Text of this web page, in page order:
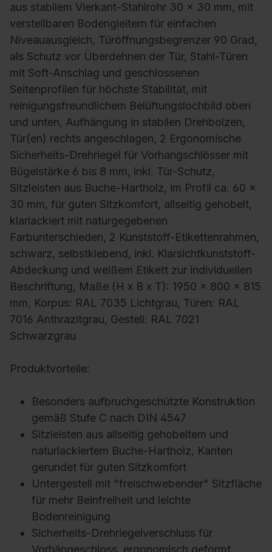
aus stabilem Vierkant-Stahlrohr 30 x 30 mm, mit
verstellbaren Bodengleitern für einfachen
Niveauausgleich, Türöffnungsbegrenzer 90 Grad,
als Schutz vor Überdehnen der Tür, Stahl-Türen
mit Soft-Anschlag und geschlossenen
Seitenprofilen für höchste Stabilität, mit
reinigungsfreundlichem Belüftungslochbild oben
und unten, Aufhängung in stabilen Drehbolzen,
Tür(en) rechts angeschlagen, 2 Ergonomische
Sicherheits-Drehriegel für Vorhangschlösser mit
Bügelstärke 6 bis 8 mm, inkl. Tür-Schutz,
Sitzleisten aus Buche-Hartholz, im Profil ca. 60 x
30 mm, für guten Sitzkomfort, allseitig gehobelt,
klarlackiert mit naturgegebenen
Farbunterschieden, 2 Kunststoff-Etikettenrahmen,
schwarz, selbstklebend, inkl. Klarsichtkunststoff-
Abdeckung und weißem Etikett zur individuellen
Beschriftung, Maße (H x B x T): 1950 x 800 x 815
mm, Korpus: RAL 7035 Lichtgrau, Türen: RAL
7016 Anthrazitgrau, Gestell: RAL 7021
Schwarzgrau
Produktvorteile:
Besonders aufbruchgeschützte Konstruktion
gemäß Stufe C nach DIN 4547
Sitzleisten aus allseitig gehobeltem und
naturlackiertem Buche-Hartholz, Kanten
gerundet für guten Sitzkomfort
Untergestell mit "freischwebender" Sitzfläche
für mehr Beinfreiheit und leichte
Bodenreinigung
Sicherheits-Drehriegelverschluss für
Vorhängeschloss, ergonomisch geformt,